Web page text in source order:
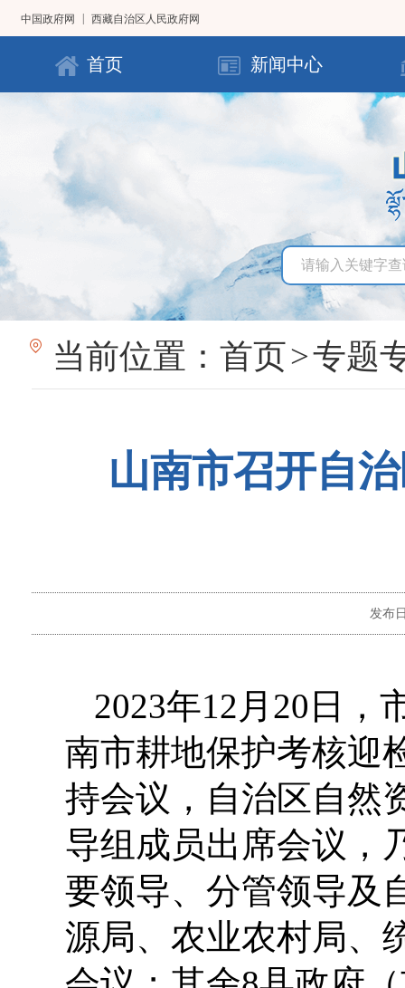
中国政府网 西藏自治区人民政府网
首页 新闻中心
当前位置： 首页>专题
山南市召开自
发布
2023年12月20日，
南市耕地保护考核迎
持会议，自治区自然
导组成员出席会议，
要领导、分管领导及
源局、农业农村局、